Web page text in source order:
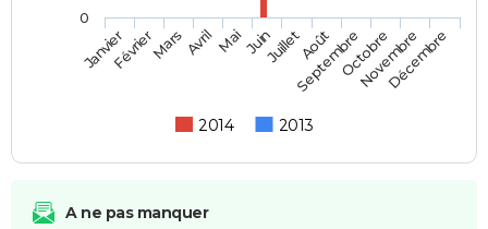
2014 2013
JanvierFévrierMars AvrilMaiJuinJuilletAoût
SeptembreOctobre
Novembre
Décembre
0
A ne pas manquer